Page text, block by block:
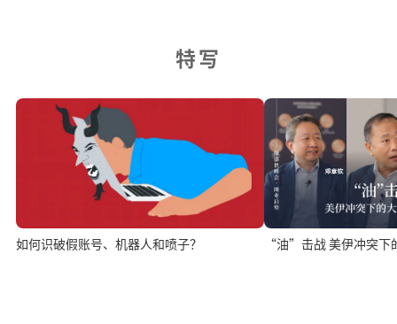
特写
如何识破假账号、机器人和喷子？ “油”击战 美伊冲突下